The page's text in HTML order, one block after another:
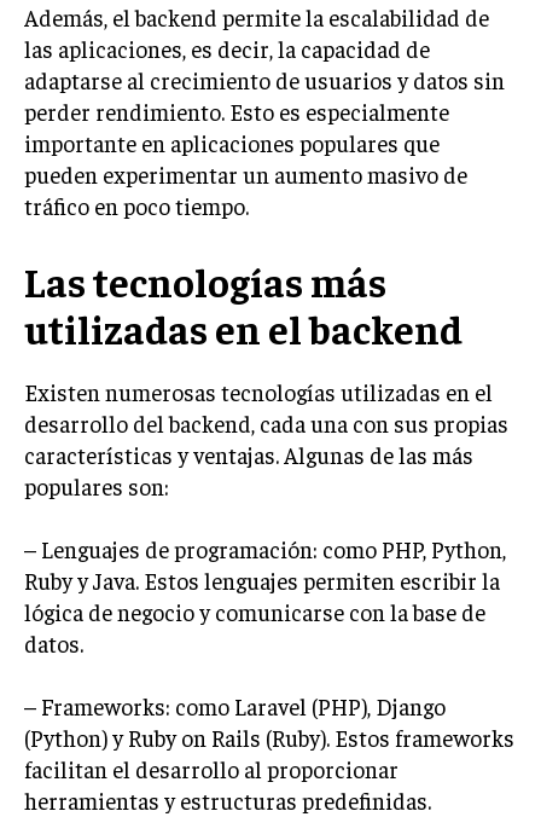
Además, el backend permite la escalabilidad de
las aplicaciones, es decir, la capacidad de
adaptarse al crecimiento de usuarios y datos sin
perder rendimiento. Esto es especialmente
importante en aplicaciones populares que
pueden experimentar un aumento masivo de
tráfico en poco tiempo.
Las tecnologías más
utilizadas en el backend
Existen numerosas tecnologías utilizadas en el
desarrollo del backend, cada una con sus propias
características y ventajas. Algunas de las más
populares son:
– Lenguajes de programación: como PHP, Python,
Ruby y Java. Estos lenguajes permiten escribir la
lógica de negocio y comunicarse con la base de
datos.
– Frameworks: como Laravel (PHP), Django
(Python) y Ruby on Rails (Ruby). Estos frameworks
facilitan el desarrollo al proporcionar
herramientas y estructuras predefinidas.